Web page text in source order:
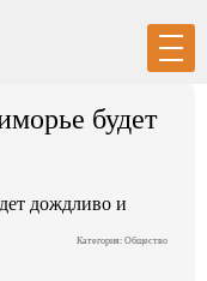
будет
Категория: Общество